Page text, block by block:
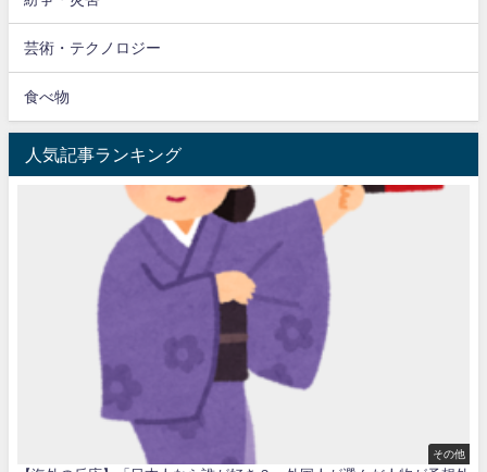
芸術・テクノロジー
食べ物
人気記事ランキング
その他